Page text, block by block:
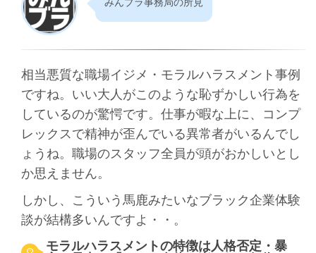
相当悪質な職場イジメ・モラルハラスメント事例
ですね。いい大人がこのような恥ずかしい行為を
しているのが驚愕です。仕事が暇な上に、コンプ
レックスで精神が歪んでいる異常者がいるんでし
ょうね。職場のスタッフ全員が頭がおかしいとし
か思えません。
しかし、こういう馬鹿みたいなブラック企業体験
談が結構多いんですよ・・。
モラルハラスメントの特徴は人格否定・暴